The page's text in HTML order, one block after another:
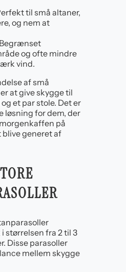
til små altaner,
og nem at
Begrænset
og ofte mindre
vind.
af små
at give skygge til
et par stole. Det er
løsning for dem, der
på
generet af
størrelsen fra 2 til 3
Disse parasoller
mellem skygge